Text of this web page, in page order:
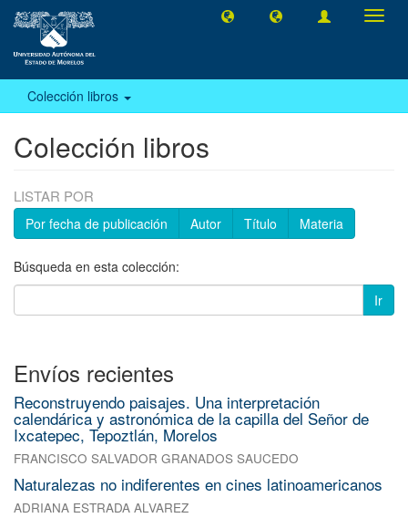
Colección libros
Colección libros
LISTAR POR
Por fecha de publicación Autor Título Materia
Búsqueda en esta colección:
Ir
Envíos recientes
Reconstruyendo paisajes. Una interpretación
calendárica y astronómica de la capilla del Señor de
Ixcatepec, Tepoztlán, Morelos
FRANCISCO SALVADOR GRANADOS SAUCEDO
Naturalezas no indiferentes en cines latinoamericanos
ADRIANA ESTRADA ALVAREZ